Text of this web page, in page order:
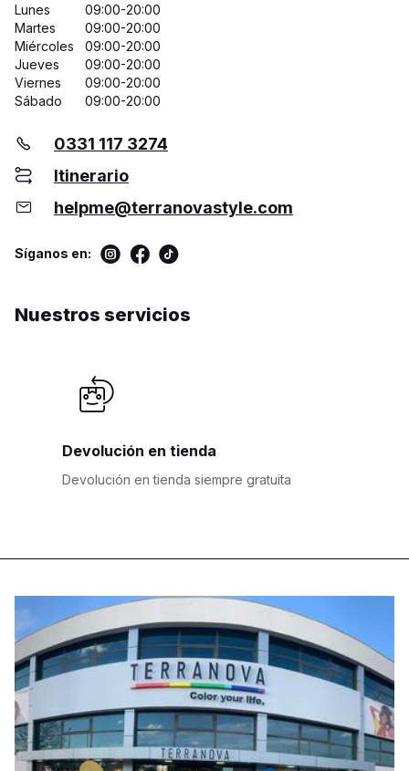
Lunes
09:00-20:00
Martes
09:00-20:00
Miércoles
09:00-20:00
Jueves
09:00-20:00
Viernes
09:00-20:00
Sábado
09:00-20:00
0331 117 3274
Itinerario
helpme@terranovastyle.com
Síganos en:
Nuestros servicios
Devolución en tienda
Devolución en tienda siempre gratuita